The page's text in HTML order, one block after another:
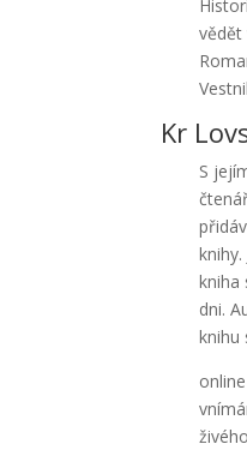
vědět
Kr
S
kniha
dni.
knihu